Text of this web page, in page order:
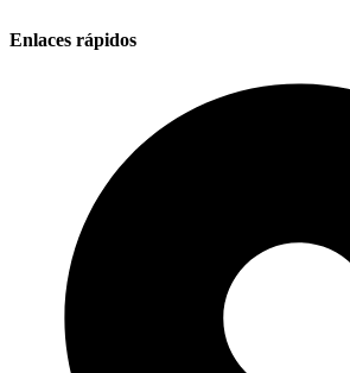
Enlaces rápidos